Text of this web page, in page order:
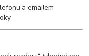
a emailem